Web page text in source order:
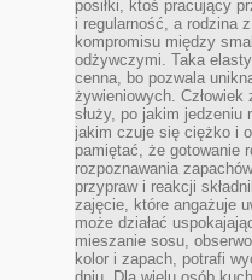
posiłki, ktoś pracujący
i regularność, a rodzina
kompromisu między
odżywczymi. Taka
cenna, bo pozwala
żywieniowych.
służy, po jakim jedzeniu
jakim czuje się ciężko i
pamiętać, że gotowanie
rozpoznawania
przypraw i reakcji
zajęcie, które angażuje
może działać
mieszanie sosu,
kolor i zapach, potrafi